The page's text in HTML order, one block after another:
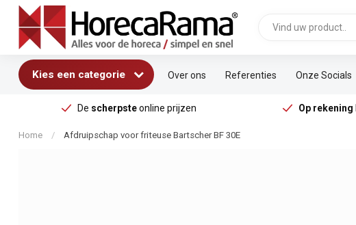
Kies een categorie Over ons Referenties Onze Socials
De scherpsteonline prijzen Op rekening
Home / Afdruipschap voor friteuse Bartscher BF 30E